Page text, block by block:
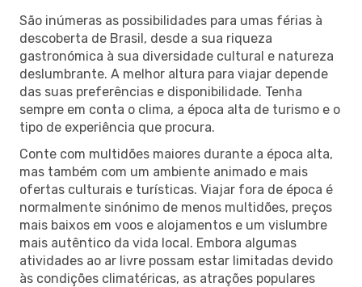
São inúmeras as possibilidades para umas férias à
descoberta de Brasil, desde a sua riqueza
gastronómica à sua diversidade cultural e natureza
deslumbrante. A melhor altura para viajar depende
das suas preferências e disponibilidade. Tenha
sempre em conta o clima, a época alta de turismo e o
tipo de experiência que procura.
Conte com multidões maiores durante a época alta,
mas também com um ambiente animado e mais
ofertas culturais e turísticas. Viajar fora de época é
normalmente sinónimo de menos multidões, preços
mais baixos em voos e alojamentos e um vislumbre
mais autêntico da vida local. Embora algumas
atividades ao ar livre possam estar limitadas devido
às condições climatéricas, as atrações populares